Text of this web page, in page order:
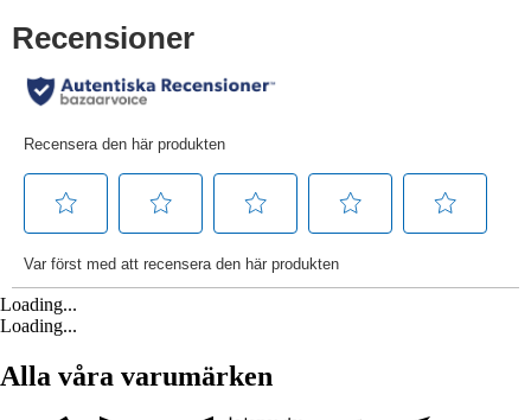
Loading...
Loading...
Alla våra varumärken